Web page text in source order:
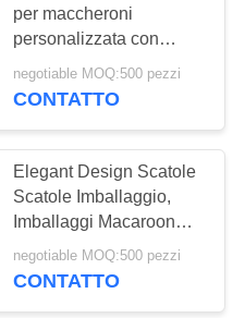
plastica
misura
per maccheroni
personalizzata con
finestrino trasparente
15.7x12.8x5.8cm
negotiable MOQ:500 pezzi
CONTATTO
Elegant Design Scatole
Scatole Imballaggio,
Imballaggi Macaroon
Pieghevoli
negotiable MOQ:500 pezzi
CONTATTO